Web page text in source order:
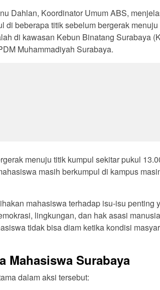
Dahlan, Koordinator Umum ABS,
di beberapa titik sebelum bergerak
di kawasan Kebun Binatang Surabaya
Muhammadiyah Surabaya.
menuju titik kumpul sekitar pukul
masih berkumpul di kampus
mahasiswa terhadap isu-isu penting
lingkungan, dan hak asasi
tidak bisa diam ketika kondisi
Mahasiswa Surabaya
dalam aksi tersebut: